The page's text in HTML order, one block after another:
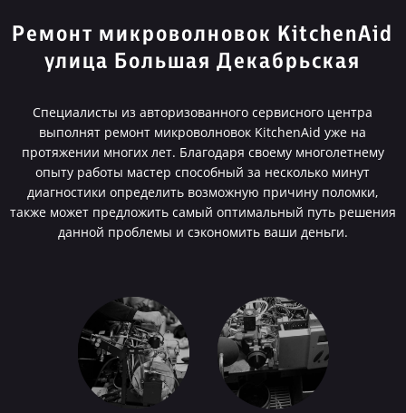
Ремонт микроволновок KitchenAid
улица Большая Декабрьская
Специалисты из авторизованного сервисного центра
выполнят ремонт микроволновок KitchenAid уже на
протяжении многих лет. Благодаря своему многолетнему
опыту работы мастер способный за несколько минут
диагностики определить возможную причину поломки,
также может предложить самый оптимальный путь решения
данной проблемы и сэкономить ваши деньги.